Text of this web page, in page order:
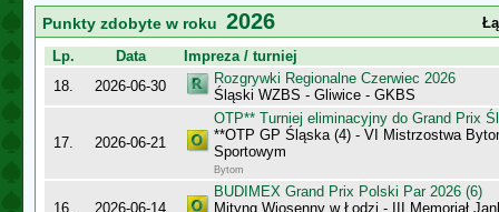
Punkty zdobyte w roku 2026
Lp.
Data
Impreza / turniej
18.
2026-06-30
Rozgrywki Regionalne Czerwiec 2026
Śląski WZBS - Gliwice - GKBS
17. 2026-06-21
OTP** Turniej eliminacyjny do Grand Prix
**OTP GP Śląska (4) - VI Mistrzostwa
Sportowym
Bytom
16. 2026-06-14
BUDIMEX Grand Prix Polski Par 2026 (6)
Mityng Wiosenny w Łodzi - III Memoriał